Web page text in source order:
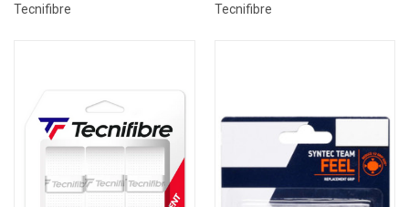
Tecnifibre
Tecnifibre